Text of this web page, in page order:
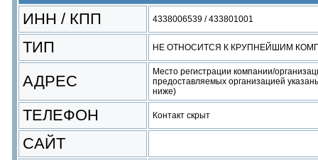
ИНН / КПП
4338006539 / 433801001
ТИП НЕ ОТНОСИТСЯ К КРУПНЕЙШИМ
АДРЕС
Место регистрации компании/
предоставляемых организацией
ниже)
ТЕЛЕФОН Контакт скрыт
САЙТ